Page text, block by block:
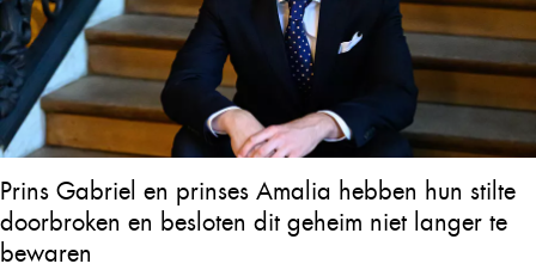
Prins Gabriel en prinses Amalia hebben hun stilte
doorbroken en besloten dit geheim niet langer te
bewaren